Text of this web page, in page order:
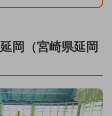
岡（宮崎県延岡